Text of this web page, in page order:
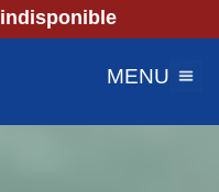
indisponible
MENU